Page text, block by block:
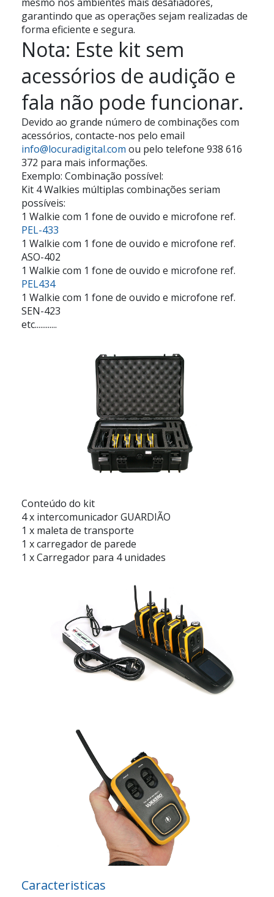
garantindo que as operações sejam realizadas de
forma eficiente e segura.
Nota: Este kit sem
acessórios de audição e
fala não pode funcionar.
Devido ao grande número de combinações com
acessórios, contacte-nos pelo email
info@locuradigital.com ou pelo telefone 938 616
372 para mais informações.
Exemplo: Combinação possível:
Kit 4 Walkies múltiplas combinações seriam
possíveis:
1 Walkie com 1 fone de ouvido e microfone ref.
PEL-433
1 Walkie com 1 fone de ouvido e microfone ref.
ASO-402
1 Walkie com 1 fone de ouvido e microfone ref.
PEL434
1 Walkie com 1 fone de ouvido e microfone ref.
SEN-423
etc............
Conteúdo do kit
4 x intercomunicador GUARDIÃO
1 x maleta de transporte
1 x carregador de parede
1 x Carregador para 4 unidades
Caracteristicas